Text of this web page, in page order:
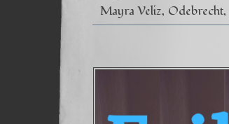
Mayra Veliz Odebrecht